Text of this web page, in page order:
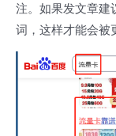
注。如果发文章建
词，这样才能会被